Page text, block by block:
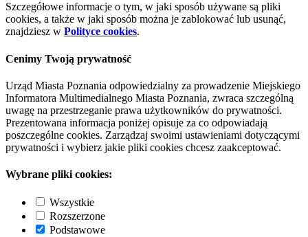
Szczegółowe informacje o tym, w jaki sposób używane są pliki
cookies, a także w jaki sposób można je zablokować lub usunąć,
znajdziesz w Polityce cookies.
Cenimy Twoją prywatność
Urząd Miasta Poznania odpowiedzialny za prowadzenie Miejskiego
Informatora Multimedialnego Miasta Poznania, zwraca szczególną
uwagę na przestrzeganie prawa użytkowników do prywatności.
Prezentowana informacja poniżej opisuje za co odpowiadają
poszczególne cookies. Zarządzaj swoimi ustawieniami dotyczącymi
prywatności i wybierz jakie pliki cookies chcesz zaakceptować.
Wybrane pliki cookies:
Wszystkie
Rozszerzone
Podstawowe